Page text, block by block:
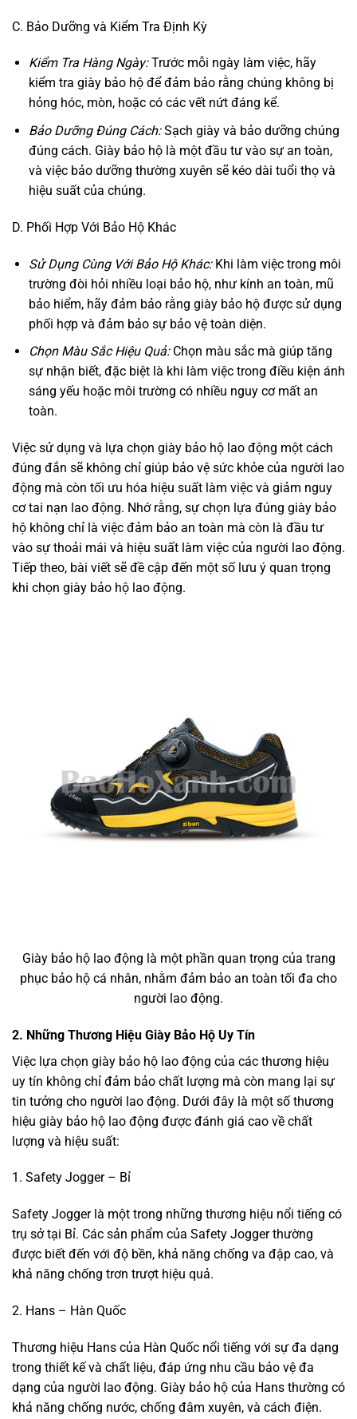
C. Bảo Dưỡng và Kiểm Tra Định Kỳ
Kiểm Tra Hàng Ngày:Trước mỗi ngày làm việc, hãy
kiểm tra giày bảo hộ để đảm bảo rằng chúng không bị
hỏng hóc, mòn, hoặc có các vết nứt đáng kể.
Bảo Dưỡng Đúng Cách:Sạch giày và bảo dưỡng chúng
đúng cách. Giày bảo hộ là một đầu tư vào sự an toàn,
và việc bảo dưỡng thường xuyên sẽ kéo dài tuổi thọ và
hiệu suất của chúng.
D. Phối Hợp Với Bảo Hộ Khác
Sử Dụng Cùng Với Bảo Hộ Khác:Khi làm việc trong môi
trường đòi hỏi nhiều loại bảo hộ, như kính an toàn, mũ
bảo hiểm, hãy đảm bảo rằng giày bảo hộ được sử dụng
phối hợp và đảm bảo sự bảo vệ toàn diện.
Chọn Màu Sắc Hiệu Quả:Chọn màu sắc mà giúp tăng
sự nhận biết, đặc biệt là khi làm việc trong điều kiện ánh
sáng yếu hoặc môi trường có nhiều nguy cơ mất an
toàn.
Việc sử dụng và lựa chọn giày bảo hộ lao động một cách
đúng đắn sẽ không chỉ giúp bảo vệ sức khỏe của người lao
động mà còn tối ưu hóa hiệu suất làm việc và giảm nguy
cơ tai nạn lao động. Nhớ rằng, sự chọn lựa đúng giày bảo
hộ không chỉ là việc đảm bảo an toàn mà còn là đầu tư
vào sự thoải mái và hiệu suất làm việc của người lao động.
Tiếp theo, bài viết sẽ đề cập đến một số lưu ý quan trọng
khi chọn giày bảo hộ lao động.
Giày bảo hộ lao động là một phần quan trọng của trang
phục bảo hộ cá nhân, nhằm đảm bảo an toàn tối đa cho
người lao động.
2. Những Thương Hiệu Giày Bảo Hộ Uy Tín
Việc lựa chọn giày bảo hộ lao động của các thương hiệu
uy tín không chỉ đảm bảo chất lượng mà còn mang lại sự
tin tưởng cho người lao động. Dưới đây là một số thương
hiệu giày bảo hộ lao động được đánh giá cao về chất
lượng và hiệu suất:
1. Safety Jogger – Bỉ
Safety Jogger là một trong những thương hiệu nổi tiếng có
trụ sở tại Bỉ. Các sản phẩm của Safety Jogger thường
được biết đến với độ bền, khả năng chống va đập cao, và
khả năng chống trơn trượt hiệu quả.
2. Hans – Hàn Quốc
Thương hiệu Hans của Hàn Quốc nổi tiếng với sự đa dạng
trong thiết kế và chất liệu, đáp ứng nhu cầu bảo vệ đa
dạng của người lao động. Giày bảo hộ của Hans thường có
khả năng chống nước, chống đâm xuyên, và cách điện.